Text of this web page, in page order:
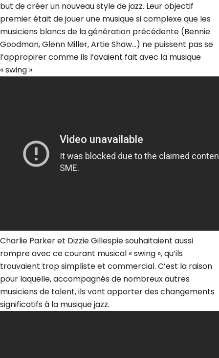
but de créer un nouveau style de jazz. Leur objectif
premier était de jouer une musique si complexe que les
musiciens blancs de la génération précédente (Bennie
Goodman, Glenn Miller, Artie Shaw…) ne puissent pas se
l’appropirer comme ils l’avaient fait avec la musique
« swing ».
Charlie Parker et Dizzie Gillespie souhaitaient aussi
rompre avec ce courant musical « swing », qu’ils
trouvaient trop simpliste et commercial. C’est la raison
pour laquelle, accompagnés de nombreux autres
musiciens de talent, ils vont apporter des changements
significatifs à la musique jazz.